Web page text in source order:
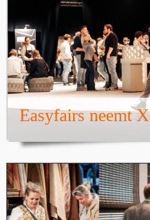
Easyfairs neemt